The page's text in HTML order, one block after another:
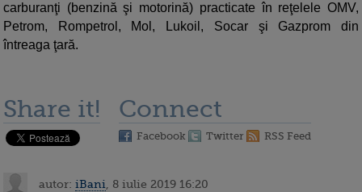
carburanţi (benzină şi motorină) practicate în reţelele OMV,
Petrom, Rompetrol, Mol, Lukoil, Socar şi Gazprom din
întreaga ţară.
Share it! Connect
Facebook Twitter RSS Feed
autor: iBani , 8 iulie 2019 16:20